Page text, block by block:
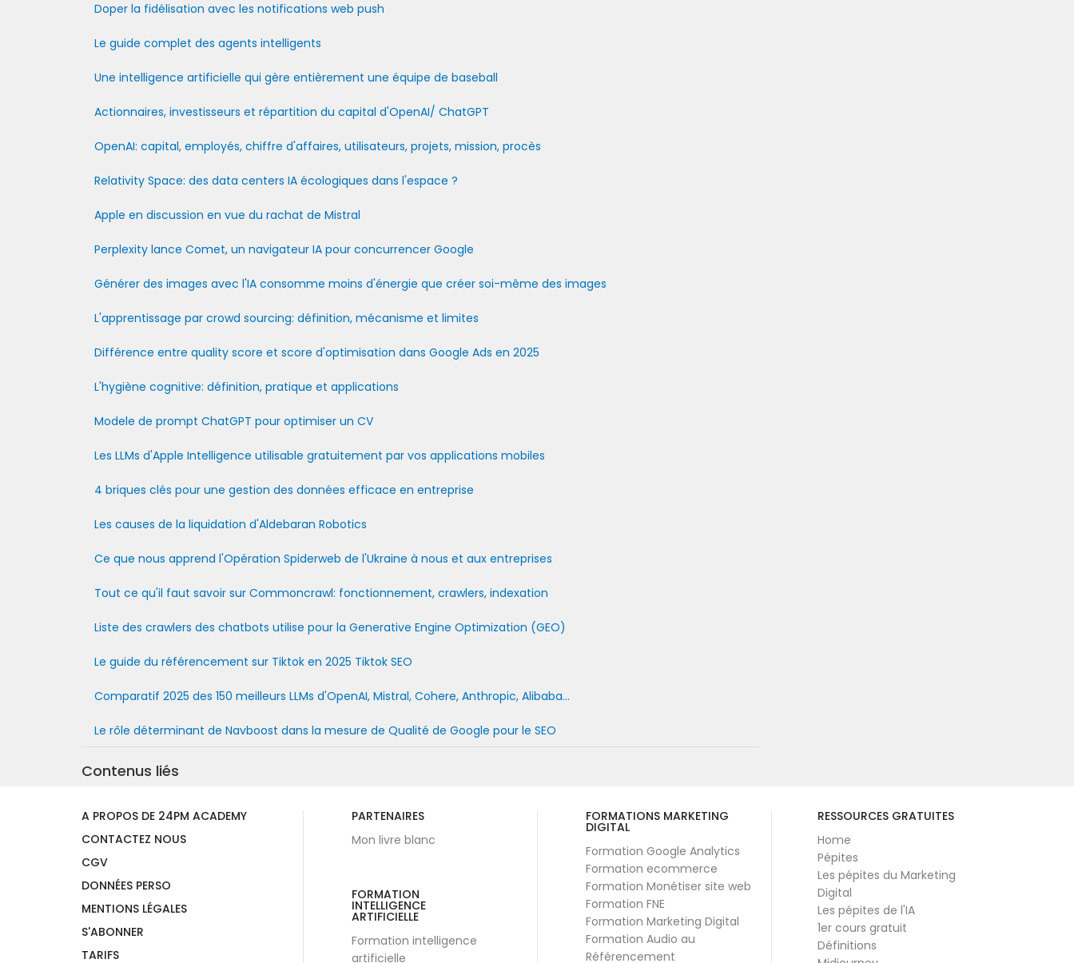
Doper la fidélisation avec les notifications web push
Le guide complet des agents intelligents
Une intelligence artificielle qui gère entièrement une équipe de baseball
Actionnaires, investisseurs et répartition du capital d'OpenAI/ ChatGPT
OpenAI: capital, employés, chiffre d'affaires, utilisateurs, projets, mission, procès
Relativity Space: des data centers IA écologiques dans l'espace ?
Apple en discussion en vue du rachat de Mistral
Perplexity lance Comet, un navigateur IA pour concurrencer Google
Générer des images avec l'IA consomme moins d'énergie que créer soi-même des images
L'apprentissage par crowd sourcing: définition, mécanisme et limites
Différence entre quality score et score d'optimisation dans Google Ads en 2025
L'hygiène cognitive: définition, pratique et applications
Modele de prompt ChatGPT pour optimiser un CV
Les LLMs d'Apple Intelligence utilisable gratuitement par vos applications mobiles
4 briques clés pour une gestion des données efficace en entreprise
Les causes de la liquidation d'Aldebaran Robotics
Ce que nous apprend l'Opération Spiderweb de l'Ukraine à nous et aux entreprises
Tout ce qu'il faut savoir sur Commoncrawl: fonctionnement, crawlers, indexation
Liste des crawlers des chatbots utilise pour la Generative Engine Optimization (GEO)
Le guide du référencement sur Tiktok en 2025 Tiktok SEO
Comparatif 2025 des 150 meilleurs LLMs d'OpenAI, Mistral, Cohere, Anthropic, Alibaba...
Le rôle déterminant de Navboost dans la mesure de Qualité de Google pour le SEO
Contenus liés
A PROPOS DE 24PM ACADEMY
CONTACTEZ NOUS
CGV
DONNÉES PERSO
MENTIONS LÉGALES
S'ABONNER
TARIFS
PARTENAIRES
Mon livre blanc
FORMATION
INTELLIGENCE
ARTIFICIELLE
Formation intelligence
artificielle
FORMATIONS MARKETING
DIGITAL
Formation Google Analytics
Formation ecommerce
Formation Monétiser site web
Formation FNE
Formation Marketing Digital
Formation Audio au
Référencement
RESSOURCES GRATUITES
Home
Pépites
Les pépites du Marketing
Digital
Les pépites de l'IA
1er cours gratuit
Définitions